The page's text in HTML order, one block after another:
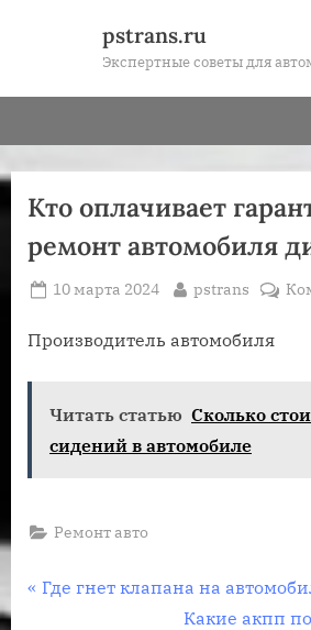
pstrans.ru
Экспертные советы для
Кто оплачивает
ремонт автомобиля
Posted
10 марта 2024 By
pstrans
Производитель автомобиля
Читать статью Сколько
сидений в автомобиле
Ремонт авто
Навигация
П
Где гнет клапана на
С
Какие акпп